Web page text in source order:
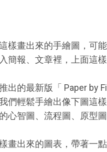
樣畫出來的手繪圖，可
簡報、文章裡，上面這
出的最新版「 Paper by
們輕鬆手繪出像下圖這
心智圖、流程圖、原型
畫出來的圖表，帶著一